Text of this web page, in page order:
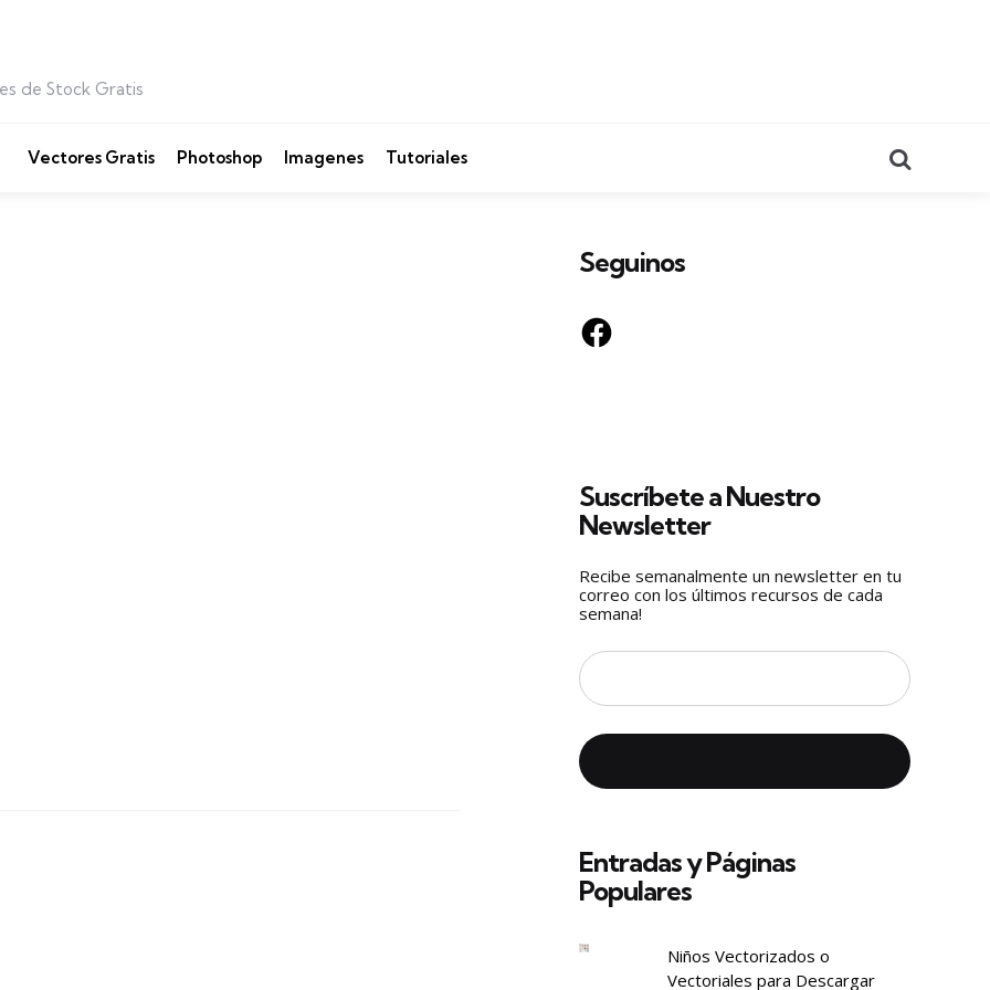
de Stock Gratis
Vectores Gratis Photoshop Imagenes Tutoriales
Seguinos
Facebook
Suscríbete a Nuestro
Newsletter
Recibe semanalmente un newsletter en tu
correo con los últimos recursos de cada
semana!
Entradas y Páginas
Populares
Niños Vectorizados o
Vectoriales para Descargar